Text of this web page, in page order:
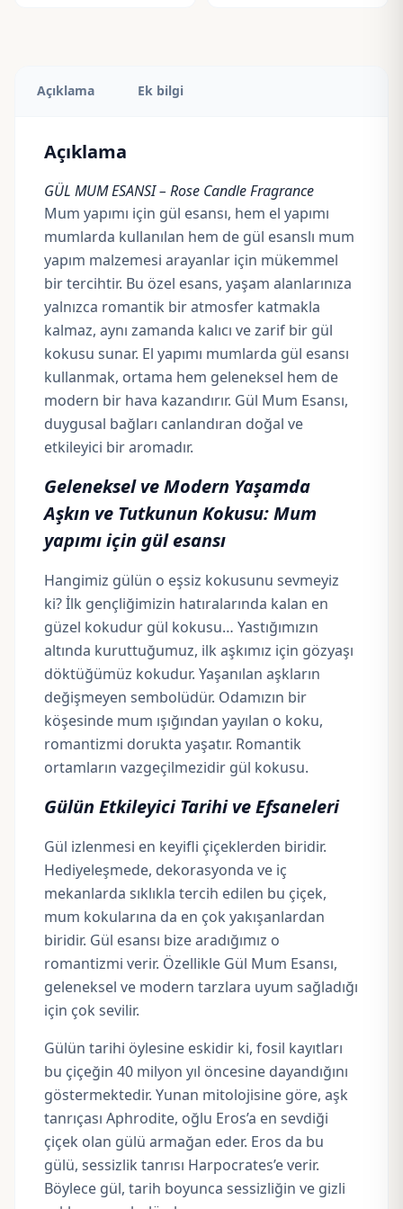
Açıklama Ek bilgi
Açıklama
GÜL MUM ESANSI – Rose Candle Fragrance
Mum yapımı için gül esansı, hem el yapımı
mumlarda kullanılan hem de gül esanslı mum
yapım malzemesi arayanlar için mükemmel
bir tercihtir. Bu özel esans, yaşam alanlarınıza
yalnızca romantik bir atmosfer katmakla
kalmaz, aynı zamanda kalıcı ve zarif bir gül
kokusu sunar. El yapımı mumlarda gül esansı
kullanmak, ortama hem geleneksel hem de
modern bir hava kazandırır. Gül Mum Esansı,
duygusal bağları canlandıran doğal ve
etkileyici bir aromadır.
Geleneksel ve Modern Yaşamda
Aşkın ve Tutkunun Kokusu: Mum
yapımı için gül esansı
Hangimiz gülün o eşsiz kokusunu sevmeyiz
ki? İlk gençliğimizin hatıralarında kalan en
güzel kokudur gül kokusu… Yastığımızın
altında kuruttuğumuz, ilk aşkımız için gözyaşı
döktüğümüz kokudur. Yaşanılan aşkların
değişmeyen sembolüdür. Odamızın bir
köşesinde mum ışığından yayılan o koku,
romantizmi dorukta yaşatır. Romantik
ortamların vazgeçilmezidir gül kokusu.
Gülün Etkileyici Tarihi ve Efsaneleri
Gül izlenmesi en keyifli çiçeklerden biridir.
Hediyeleşmede, dekorasyonda ve iç
mekanlarda sıklıkla tercih edilen bu çiçek,
mum kokularına da en çok yakışanlardan
biridir. Gül esansı bize aradığımız o
romantizmi verir. Özellikle Gül Mum Esansı,
geleneksel ve modern tarzlara uyum sağladığı
için çok sevilir.
Gülün tarihi öylesine eskidir ki, fosil kayıtları
bu çiçeğin 40 milyon yıl öncesine dayandığını
göstermektedir. Yunan mitolojisine göre, aşk
tanrıçası Aphrodite, oğlu Eros’a en sevdiği
çiçek olan gülü armağan eder. Eros da bu
gülü, sessizlik tanrısı Harpocrates’e verir.
Böylece gül, tarih boyunca sessizliğin ve gizli